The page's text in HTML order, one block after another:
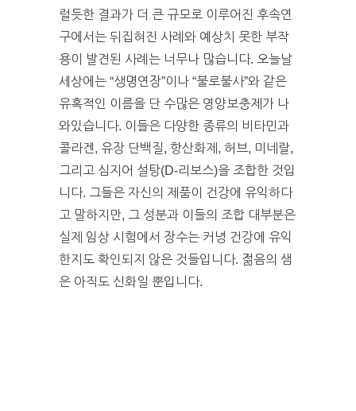
럴듯한 결과가 더 큰 규모로 이루어진 후속연
구에서는 뒤집혀진 사례와 예상치 못한 부작
용이 발견된 사례는 너무나 많습니다. 오늘날
세상에는 “생명연장”이나 “불로불사”와 같은
유혹적인 이름을 단 수많은 영양보충제가 나
와있습니다. 이들은 다양한 종류의 비타민과
콜라겐, 유장 단백질, 항산화제, 허브, 미네랄,
그리고 심지어 설탕(D-리보스)을 조합한 것입
니다. 그들은 자신의 제품이 건강에 유익하다
고 말하지만, 그 성분과 이들의 조합 대부분은
실제 임상 시험에서 장수는 커녕 건강에 유익
한지도 확인되지 않은 것들입니다. 젊음의 샘
은 아직도 신화일 뿐입니다.